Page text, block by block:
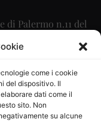
come i cookie
del dispositivo. Il
dati come il
sito. Non
su alcune
Palermo n.11 del
Scaglione
Calabrese